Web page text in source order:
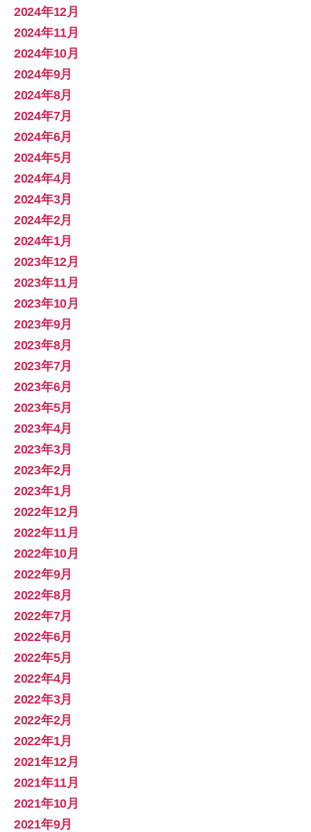
2024年12月
2024年11月
2024年10月
2024年9月
2024年8月
2024年7月
2024年6月
2024年5月
2024年4月
2024年3月
2024年2月
2024年1月
2023年12月
2023年11月
2023年10月
2023年9月
2023年8月
2023年7月
2023年6月
2023年5月
2023年4月
2023年3月
2023年2月
2023年1月
2022年12月
2022年11月
2022年10月
2022年9月
2022年8月
2022年7月
2022年6月
2022年5月
2022年4月
2022年3月
2022年2月
2022年1月
2021年12月
2021年11月
2021年10月
2021年9月